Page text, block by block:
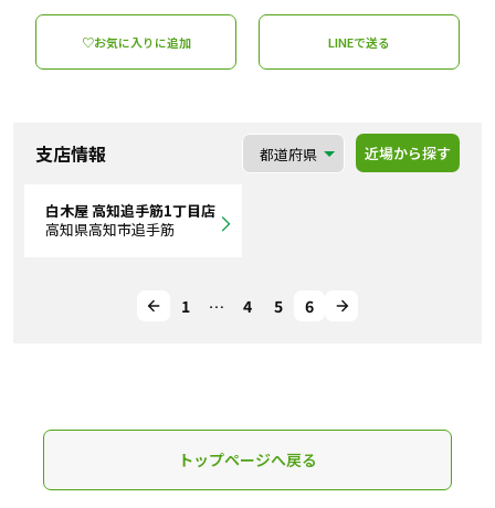
♡お気に入りに追加 LINEで送る
支店情報 近場から探す
白木屋 高知追手筋1丁目店
高知県高知市追手筋
1 … 4 5 6
トップページへ戻る